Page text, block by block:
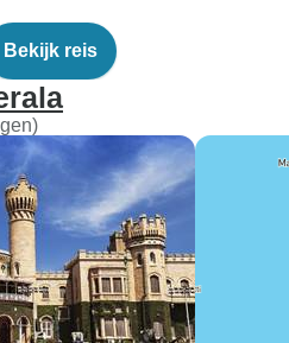
Bekijk reis